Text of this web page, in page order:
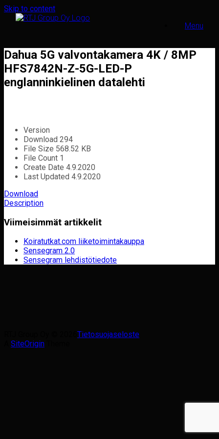
Skip to content
Menu
Dahua 5G valvontakamera 4K / 8MP
HFS7842N-Z-5G-LED-P
englanninkielinen datalehti
Version
Download 294
File Size 568.52 KB
File Count 1
Create Date 4.9.2020
Last Updated 4.9.2020
Download
Description
Viimeisimmät artikkelit
Koiratutkat.com liiketoimintakauppa
Sensegram 2.0
Sensegram lehdistötiedote
Tietosuojaseloste
SiteOrigin